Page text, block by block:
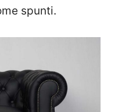
spunti.